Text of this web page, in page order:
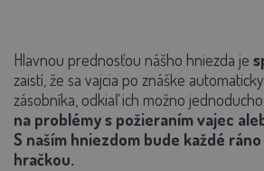
Hlavnou prednosťou nášho hniezda je
zaistí, že sa vajcia po znáške
zásobníka, odkiaľ ich možno
na problémy s požieraním vajec
S naším hniezdom bude každé
hračkou.